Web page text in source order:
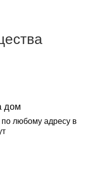
дом
любому адресу в